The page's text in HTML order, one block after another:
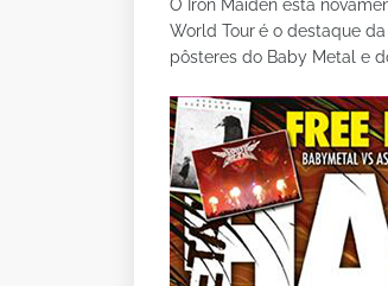
O Iron Maiden está
World Touré o destaque
pôsteres do Baby Metal e